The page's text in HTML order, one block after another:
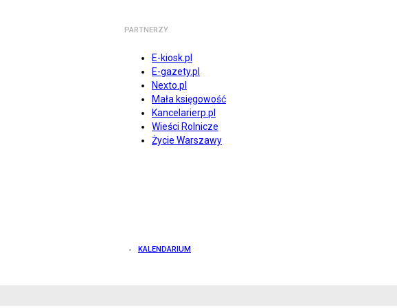
PARTNERZY
E-kiosk.pl
E-gazety.pl
Nexto.pl
Mała księgowość
Kancelarierp.pl
Wieści Rolnicze
Życie Warszawy
KALENDARIUM